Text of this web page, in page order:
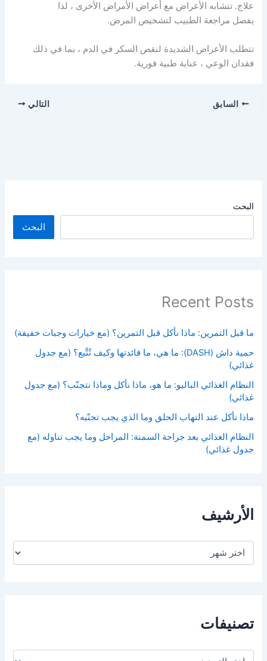
البحث
البحث
Recent Posts
ما قبل التمرين: ماذا نأكل قبل التمرين؟ (مع خيارات وجبات خفيفة)
حمية داش (DASH): ما هي، ما فائدتها وكيف تُتَّبع؟ (مع جدول
غذائي)
النظام الغذائي الباليو: ما هو، ماذا نأكل وماذا نتجنّب؟ (مع جدول
غذائي)
ماذا نأكل عند التهاب الحلق وما الذي يجب تجنّبه؟
النظام الغذائي بعد جراحة السمنة: المراحل وما يجب تناوله (مع
جدول غذائي)
الأرشيف
تصنيفات
علاج. تتشابه الأعراض مع أعراض الأمراض الأخرى ، لذا
يفضل مراجعة الطبيب لتشخيص المرض.
تتطلب الأعراض الشديدة لنقص السكر في الدم ، بما في ذلك
فقدان الوعي ، عناية طبية فورية.
السابق التالي